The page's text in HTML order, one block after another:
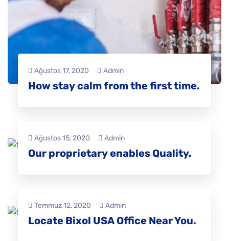
Ağustos 17, 2020 Admin
How stay calm from the first time.
Ağustos 15, 2020 Admin
Our proprietary enables Quality.
Temmuz 12, 2020 Admin
Locate Bixol USA Office Near You.